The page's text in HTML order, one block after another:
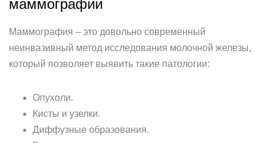
маммографии
Маммография – это довольно современный
неинвазивный метод исследования молочной железы,
который позволяет выявить такие патологии:
Опухоли.
Кисты и узелки.
Диффузные образования.